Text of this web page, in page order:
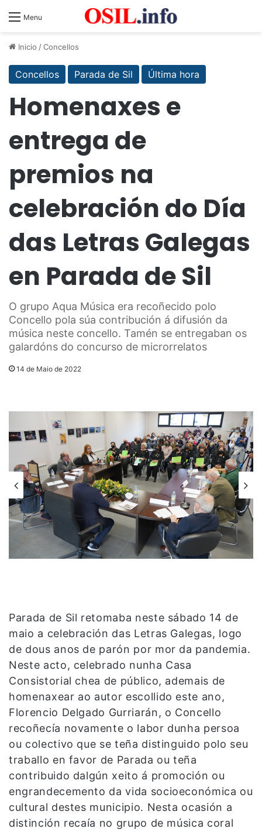
Menu
Inicio /Concellos
Concellos Parada de Sil Última hora
Homenaxes e
entrega de
premios na
celebración do Día
das Letras Galegas
en Parada de Sil
O grupo Aqua Música era recoñecido polo
Concello pola súa contribución á difusión da
música neste concello. Tamén se entregaban os
galardóns do concurso de microrrelatos
14 de Maio de 2022
Parada de Sil retomaba neste sábado 14 de
maio a celebración das Letras Galegas, logo
de dous anos de parón por mor da pandemia.
Neste acto, celebrado nunha Casa
Consistorial chea de público, ademais de
homenaxear ao autor escollido este ano,
Florencio Delgado Gurriarán, o Concello
recoñecía novamente o labor dunha persoa
ou colectivo que se teña distinguido polo seu
traballo en favor de Parada ou teña
contribuido dalgún xeito á promoción ou
engrandecemento da vida socioeconómica ou
cultural destes municipio. Nesta ocasión a
distinción recaía no grupo de música coral